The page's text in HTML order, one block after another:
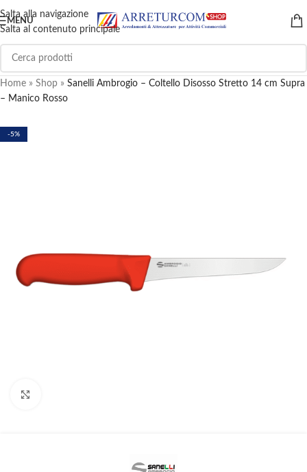
Salta alla navigazione
Salta al contenuto principale
MENU
Home » Shop » Sanelli Ambrogio – Coltello Disosso Stretto 14 cm Supra
– Manico Rosso
-5%